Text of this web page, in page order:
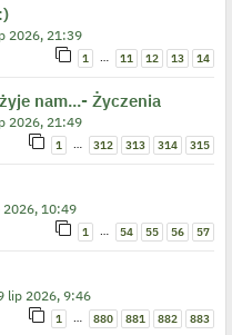
2026, 21:39
1 … 11 12 13 14
nam...- Życzenia
2026, 21:49
1 … 312 313 314 315
2026, 10:49
1 … 54 55 56 57
lip 2026, 9:46
1 … 880 881 882 883